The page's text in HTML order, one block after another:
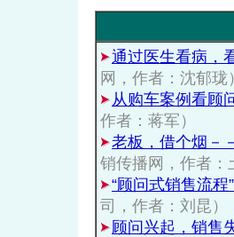
通过医生看病，
网，作者：沈郁珑
从购车案例看顾
作者：蒋军）
老板，借个烟－
销传播网，作者：
“顾问式销售流程
司，作者：刘昆）
顾问兴起，销售